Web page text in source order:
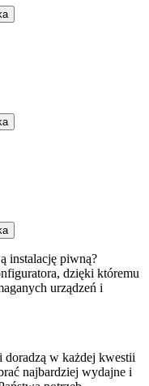
instalację piwną?
dzięki któremu
urządzeń i
doradzą w każdej kwestii
najbardziej wydajne i